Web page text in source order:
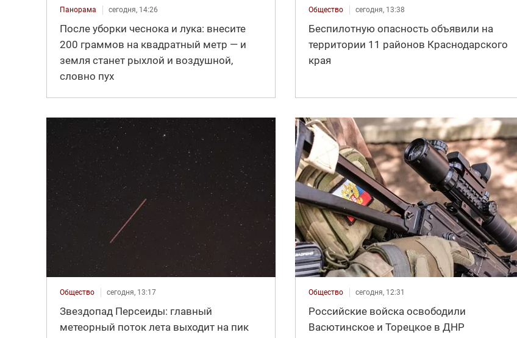
Панорама сегодня, 14:26
После уборки чеснока и лука: внесите
200 граммов на квадратный метр — и
земля станет рыхлой и воздушной,
словно пух
Общество сегодня, 13:38
Беспилотную опасность объявили на
территории 11 районов Краснодарского
края
Общество сегодня, 13:17
Звездопад Персеиды: главный
метеорный поток лета выходит на пик
Общество сегодня, 12:31
Российские войска освободили
Васютинское и Торецкое в ДНР